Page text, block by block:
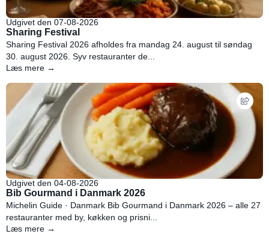
Udgivet den 07-08-2026
Sharing Festival
Sharing Festival 2026 afholdes fra mandag 24. august til søndag
30. august 2026. Syv restauranter de...
Læs mere →
Udgivet den 04-08-2026
Bib Gourmand i Danmark 2026
Michelin Guide · Danmark Bib Gourmand i Danmark 2026 – alle 27
restauranter med by, køkken og prisni...
Læs mere →